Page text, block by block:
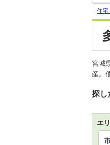
住宅
宮城
産。
探し
エ